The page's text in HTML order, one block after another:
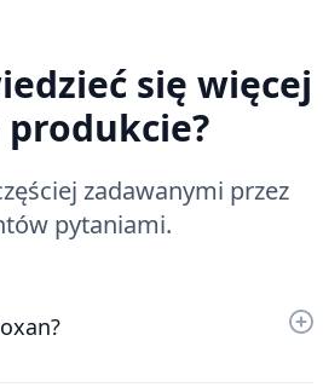
się więcej
zadawanymi przez
pytaniami.